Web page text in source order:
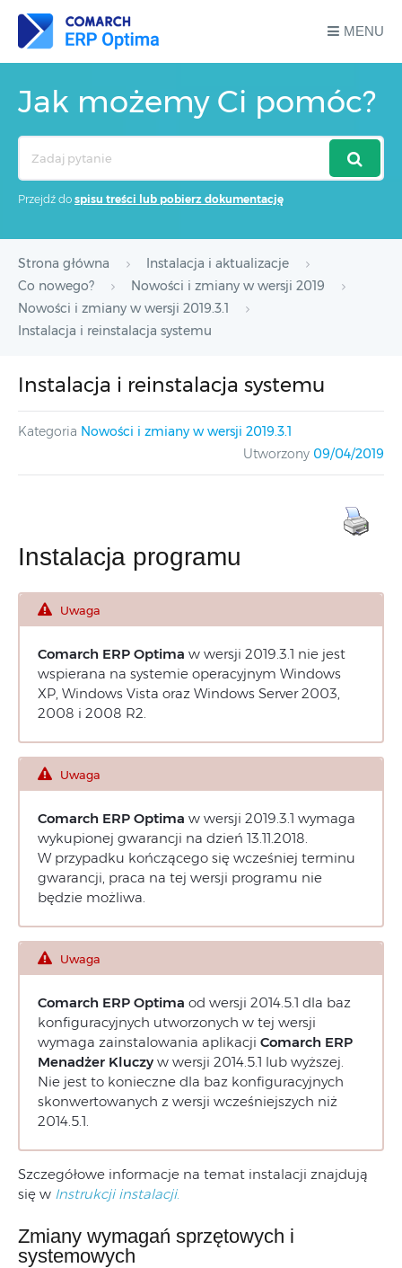
MENU
Jak możemy Ci pomóc?
Przejdź do spisu treści lub pobierz dokumentację
Strona główna
Instalacja i aktualizacje
Co nowego?
Nowości i zmiany w wersji 2019
Nowości i zmiany w wersji 2019.3.1
Instalacja i reinstalacja systemu
Instalacja i reinstalacja systemu
Kategoria Nowości i zmiany w wersji 2019.3.1
Utworzony 09/04/2019
Instalacja programu
Uwaga
Comarch ERP Optima w wersji 2019.3.1 nie jest
wspierana na systemie operacyjnym Windows
XP, Windows Vista oraz Windows Server 2003,
2008 i 2008 R2.
Uwaga
Comarch ERP Optima w wersji 2019.3.1 wymaga
wykupionej gwarancji na dzień 13.11.2018.
W przypadku kończącego się wcześniej terminu
gwarancji, praca na tej wersji programu nie
będzie możliwa.
Uwaga
Comarch ERP Optima od wersji 2014.5.1 dla baz
konfiguracyjnych utworzonych w tej wersji
wymaga zainstalowania aplikacji Comarch ERP
Menadżer Kluczy w wersji 2014.5.1 lub wyższej.
Nie jest to konieczne dla baz konfiguracyjnych
skonwertowanych z wersji wcześniejszych niż
2014.5.1.
Szczegółowe informacje na temat instalacji znajdują
się w Instrukcji instalacji.
Zmiany wymagań sprzętowych i
systemowych